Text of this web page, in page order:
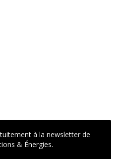
à la newsletter de
& Énergies.